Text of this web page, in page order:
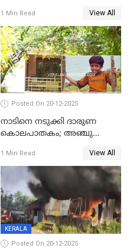
മുഖ്യാതിഥിയായി
മോഹൻലാൽ
1 Min Read View All
Posted On 20-12-2025
നാടിനെ നടുക്കി ദാരുണ
കൊലപാതകം; അഞ്ചു
കഴുത്തുഞെരിച്ച് കൊന്നു
1 Min Read View All
KERALA
Posted On 20-12-2025